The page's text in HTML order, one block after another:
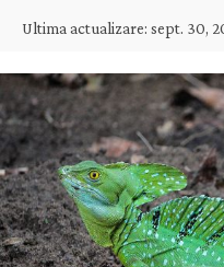
Ultima actualizare: sept. 30,